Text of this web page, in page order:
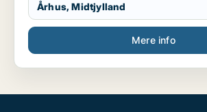
Århus, Midtjylland
Mere info